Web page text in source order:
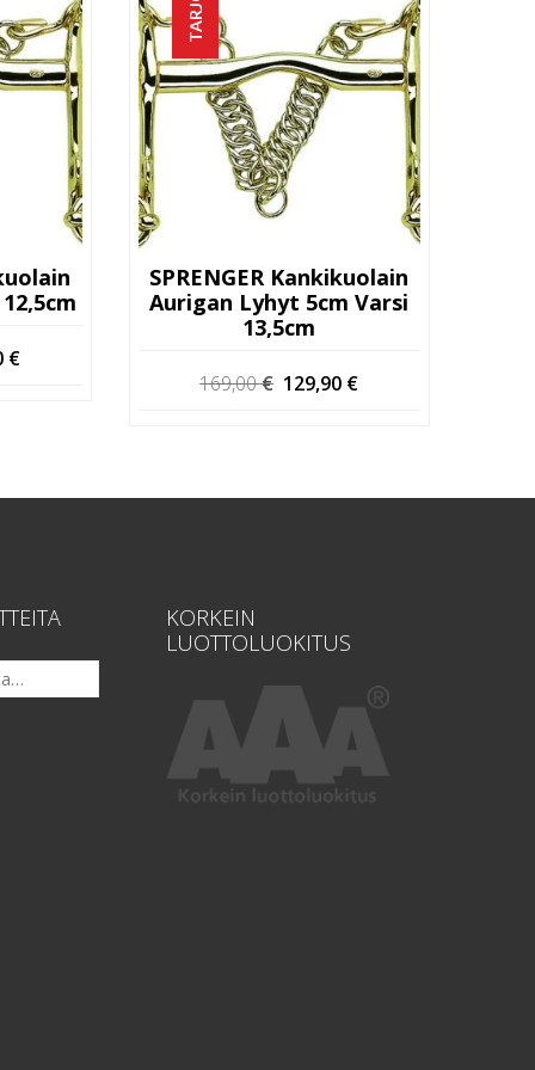
€
SPRENGER Kankikuolain
Aurigan Lyhyt 5cm Varsi
13,5cm
169,00€ Alkuperäinen
129,90 €
KORKEIN
LUOTTOLUOKITUS